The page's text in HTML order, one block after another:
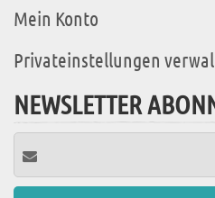
Mein Konto
Privateinstellungen
NEWSLETTER